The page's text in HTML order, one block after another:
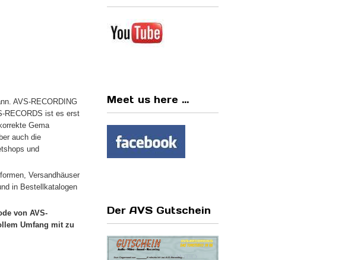
AVS-RECORDING
RECORDS ist es erst
Gema
auch die
und
Versandhäuser
in Bestellkatalogen
von AVS-
Umfang mit zu
Meet us here ...
Der AVS Gutschein